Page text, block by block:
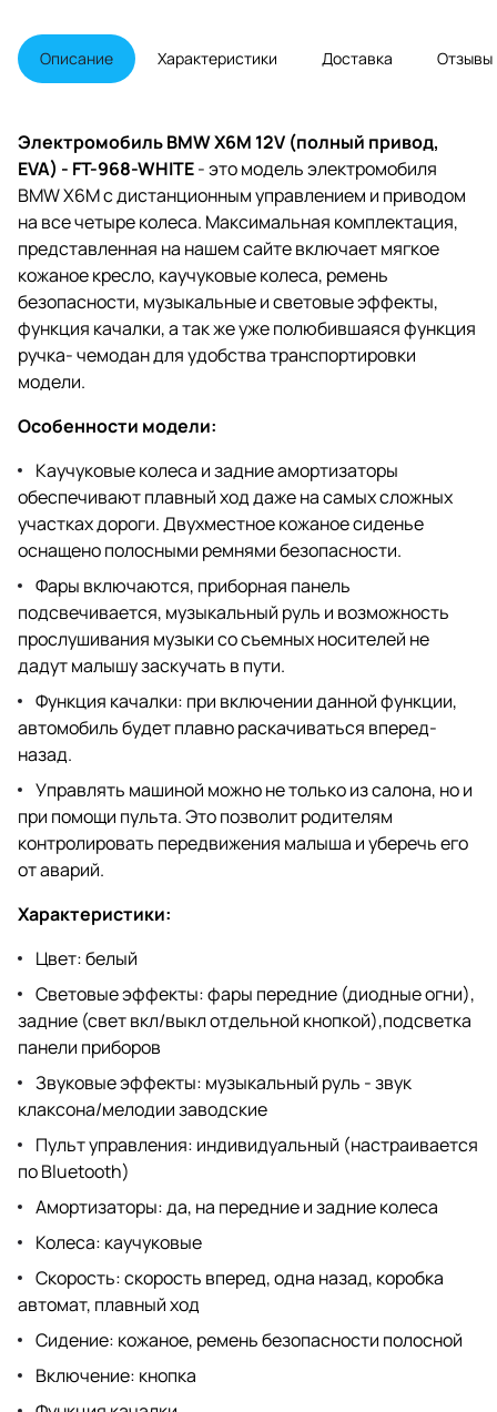
Описание Характеристики Доставка Отзывы
Электромобиль BMW X6M 12V (полный привод,
EVA) - FT-968-WHITE- это модель электромобиля
BMW X6M с дистанционным управлением и приводом
на все четыре колеса. Максимальная комплектация,
представленная на нашем сайте включает мягкое
кожаное кресло, каучуковые колеса, ремень
безопасности, музыкальные и световые эффекты,
функция качалки, а так же уже полюбившаяся функция
ручка- чемодан для удобства транспортировки
модели.
Особенности модели:
Каучуковые колеса и задние амортизаторы
обеспечивают плавный ход даже на самых сложных
участках дороги. Двухместное кожаное сиденье
оснащено полосными ремнями безопасности.
Фары включаются, приборная панель
подсвечивается, музыкальный руль и возможность
прослушивания музыки со съемных носителей не
дадут малышу заскучать в пути.
Функция качалки: при включении данной функции,
автомобиль будет плавно раскачиваться вперед-
назад.
Управлять машиной можно не только из салона, но и
при помощи пульта. Это позволит родителям
контролировать передвижения малыша и уберечь его
от аварий.
Характеристики:
Цвет: белый
Световые эффекты: фары передние (диодные огни),
задние (свет вкл/выкл отдельной кнопкой),подсветка
панели приборов
Звуковые эффекты: музыкальный руль - звук
клаксона/мелодии заводские
Пульт управления: индивидуальный (настраивается
по Bluetooth)
Амортизаторы: да, на передние и задние колеса
Колеса: каучуковые
Скорость: скорость вперед, одна назад, коробка
автомат, плавный ход
Сидение: кожаное, ремень безопасности полосной
Включение: кнопка